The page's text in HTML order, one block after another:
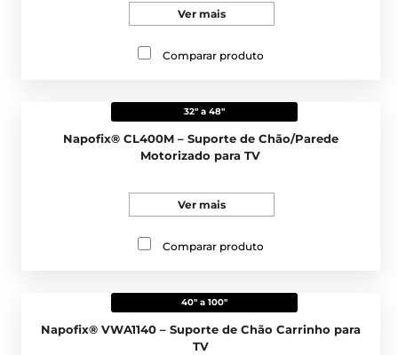
Ver mais
Comparar produto
32" a 48"
Napofix® CL400M – Suporte de Chão/Parede
Motorizado para TV
Ver mais
Comparar produto
40" a 100"
Napofix® VWA1140 – Suporte de Chão Carrinho para
TV